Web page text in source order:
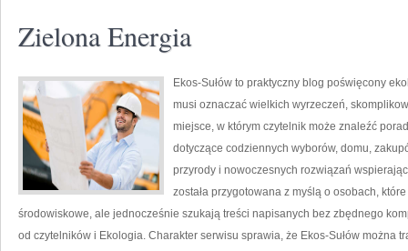
Zielona Energia
Ekos-Sułów to praktyczny blog poświęcony
musi oznaczać wielkich wyrzeczeń,
miejsce, w którym czytelnik może znaleźć
dotyczące codziennych wyborów, domu,
przyrody i nowoczesnych rozwiązań
została przygotowana z myślą o osobach,
środowiskowe, ale jednocześnie szukają treści napisanych bez zbędnego
od czytelników i Ekologia. Charakter serwisu sprawia, że Ekos-Sułów można